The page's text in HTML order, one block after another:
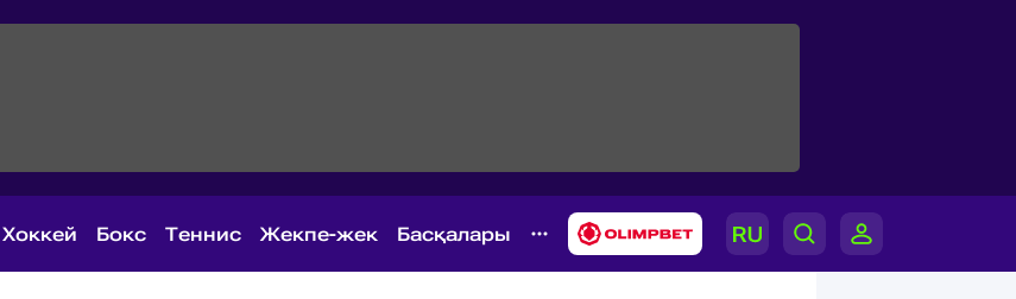
Хоккей Бокс Теннис Жекпе-жек Басқалары